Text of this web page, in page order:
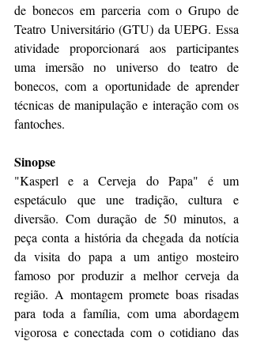
de bonecos em parceria com o Grupo de
Teatro Universitário (GTU) da UEPG. Essa
atividade proporcionará aos participantes
uma imersão no universo do teatro de
bonecos, com a oportunidade de aprender
técnicas de manipulação e interação com os
fantoches.
Sinopse
"Kasperl e a Cerveja do Papa" é um
espetáculo que une tradição, cultura e
diversão. Com duração de 50 minutos, a
peça conta a história da chegada da notícia
da visita do papa a um antigo mosteiro
famoso por produzir a melhor cerveja da
região. A montagem promete boas risadas
para toda a família, com uma abordagem
vigorosa e conectada com o cotidiano das